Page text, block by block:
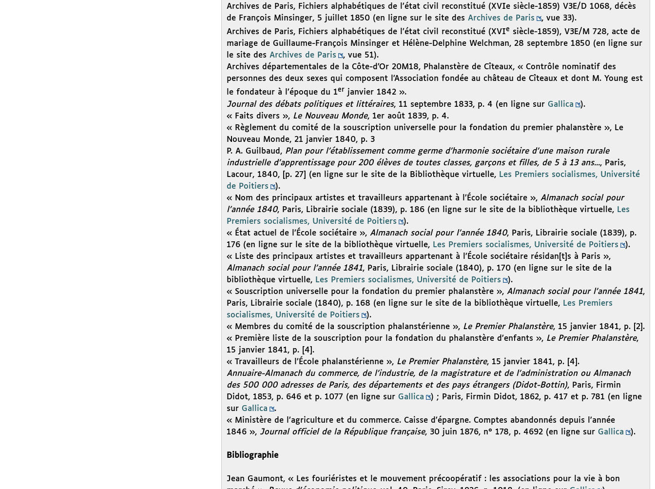
Archives de Paris, Fichiers alphabétiques de l’état civil reconstitué (XVIe siècle-1859) V3E/D 1068, décès
de François Minsinger, 5 juillet 1850 (en ligne sur le site des Archives de Paris
, vue 33).
Archives de Paris, Fichiers alphabétiques de l’état civil reconstitué (XVIe siècle-1859), V3E/M 728, acte de
mariage de Guillaume-François Minsinger et Hélène-Delphine Welchman, 28 septembre 1850 (en ligne sur
le site des Archives de Paris
, vue 51).
Archives départementales de la Côte-d’Or 20M18, Phalanstère de Cîteaux, « Contrôle nominatif des
personnes des deux sexes qui composent l’Association fondée au château de Cîteaux et dont M. Young est
le fondateur à l’époque du 1er janvier 1842 ».
Journal des débats politiques et littéraires, 11 septembre 1833, p. 4 (en ligne sur Gallica
).
« Faits divers », Le Nouveau Monde, 1er août 1839, p. 4.
« Règlement du comité de la souscription universelle pour la fondation du premier phalanstère », Le
Nouveau Monde, 21 janvier 1840, p. 3
P. A. Guilbaud, Plan pour l’établissement comme germe d’harmonie sociétaire d’une maison rurale
industrielle d’apprentissage pour 200 élèves de toutes classes, garçons et filles, de 5 à 13 ans..., Paris,
Lacour, 1840, [p. 27] (en ligne sur le site de la Bibliothèque virtuelle, Les Premiers socialismes, Université
de Poitiers
).
« Nom des principaux artistes et travailleurs appartenant à l’École sociétaire », Almanach social pour
l’année 1840, Paris, Librairie sociale (1839), p. 186 (en ligne sur le site de la bibliothèque virtuelle, Les
Premiers socialismes, Université de Poitiers
).
« État actuel de l’École sociétaire », Almanach social pour l’année 1840, Paris, Librairie sociale (1839), p.
176 (en ligne sur le site de la bibliothèque virtuelle, Les Premiers socialismes, Université de Poitiers
).
« Liste des principaux artistes et travailleurs appartenant à l’École sociétaire résidan[t]s à Paris »,
Almanach social pour l’année 1841, Paris, Librairie sociale (1840), p. 170 (en ligne sur le site de la
bibliothèque virtuelle, Les Premiers socialismes, Université de Poitiers
).
« Souscription universelle pour la fondation du premier phalanstère », Almanach social pour l’année 1841,
Paris, Librairie sociale (1840), p. 168 (en ligne sur le site de la bibliothèque virtuelle, Les Premiers
socialismes, Université de Poitiers
).
« Membres du comité de la souscription phalanstérienne », Le Premier Phalanstère, 15 janvier 1841, p. [2].
« Première liste de la souscription pour la fondation du phalanstère d’enfants », Le Premier Phalanstère,
15 janvier 1841, p. [4].
« Travailleurs de l’École phalanstérienne », Le Premier Phalanstère, 15 janvier 1841, p. [4].
Annuaire-Almanach du commerce, de l’industrie, de la magistrature et de l’administration ou Almanach
des 500 000 adresses de Paris, des départements et des pays étrangers (Didot-Bottin), Paris, Firmin
Didot, 1853, p. 646 et p. 1077 (en ligne sur Gallica
) ; Paris, Firmin Didot, 1862, p. 417 et p. 781 (en ligne
sur Gallica
.
« Ministère de l’agriculture et du commerce. Caisse d’épargne. Comptes abandonnés depuis l’année
1846 », Journal officiel de la République française, 30 juin 1876, n° 178, p. 4692 (en ligne sur Gallica ).
Bibliographie
Jean Gaumont, « Les fouriéristes et le mouvement précoopératif : les associations pour la vie à bon